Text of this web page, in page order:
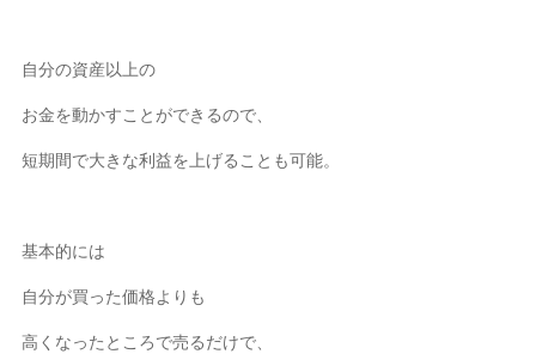
自分の資産以上の
お金を動かすことができるので、
短期間で大きな利益を上げることも可能。
基本的には
自分が買った価格よりも
高くなったところで売るだけで、